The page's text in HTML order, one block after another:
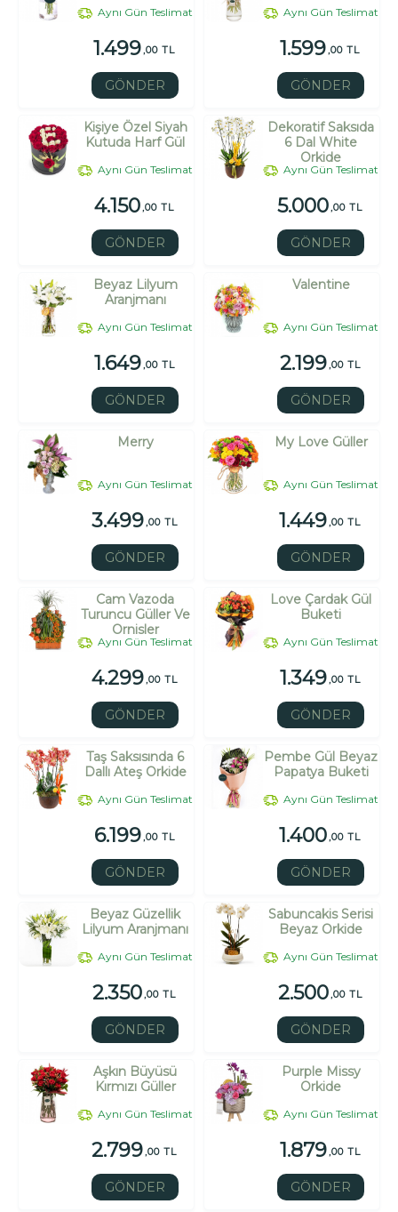
Aynı Gün Teslimat
1.499,00 TL
GÖNDER
Aynı Gün Teslimat
1.599,00 TL
GÖNDER
Kişiye Özel Siyah
Kutuda Harf Gül
Aynı Gün Teslimat
4.150,00 TL
GÖNDER
Dekoratif Saksıda
6 Dal White
Orkide
Aynı Gün Teslimat
5.000,00 TL
GÖNDER
Beyaz Lilyum
Aranjmanı
Aynı Gün Teslimat
1.649,00 TL
GÖNDER
Valentine
Aynı Gün Teslimat
2.199,00 TL
GÖNDER
Merry
Aynı Gün Teslimat
3.499,00 TL
GÖNDER
My Love Güller
Aynı Gün Teslimat
1.449,00 TL
GÖNDER
Cam Vazoda
Turuncu Güller Ve
Ornisler
Aynı Gün Teslimat
4.299,00 TL
GÖNDER
Love Çardak Gül
Buketi
Aynı Gün Teslimat
1.349,00 TL
GÖNDER
Taş Saksısında 6
Dallı Ateş Orkide
Aynı Gün Teslimat
6.199,00 TL
GÖNDER
Pembe Gül Beyaz
Papatya Buketi
Aynı Gün Teslimat
1.400,00 TL
GÖNDER
Beyaz Güzellik
Lilyum Aranjmanı
Aynı Gün Teslimat
2.350,00 TL
GÖNDER
Sabuncakis Serisi
Beyaz Orkide
Aynı Gün Teslimat
2.500,00 TL
GÖNDER
Aşkın Büyüsü
Kırmızı Güller
Aynı Gün Teslimat
2.799,00 TL
GÖNDER
Purple Missy
Orkide
Aynı Gün Teslimat
1.879,00 TL
GÖNDER